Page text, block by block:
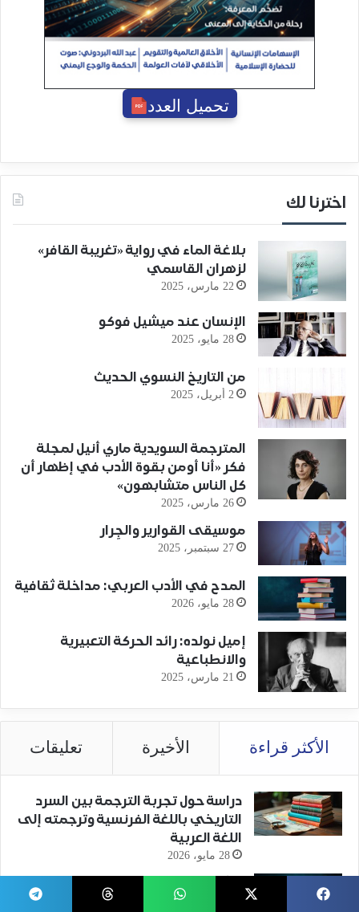
تحميل العدد
اخترنا لك
بلاغة الماء في رواية «تغريبة القافر»
لزهران القاسمي
22 مارس، 2025
الإنسان عند ميشيل فوكو
28 مايو، 2025
من التاريخ النسوي الحديث
2 أبريل، 2025
المترجمة السويدية ماري أنيل لمجلة
فكر «أنا أومن بقوة الأدب في إظهار أن
كل الناس متشابهون»
26 مارس، 2025
موسيقى القوارير والجِرار
27 سبتمبر، 2025
المدح في الأدب العربي: مداخلة ثقافية
28 مايو، 2026
إميل نولده: رائد الحركة التعبيرية
والانطباعية
21 مارس، 2025
الأكثر قراءة الأخيرة تعليقات
دراسة حول تجربة الترجمة بين السرد
التاريخي باللغة الفرنسية وترجمته إلى
اللغة العربية
28 مايو، 2026